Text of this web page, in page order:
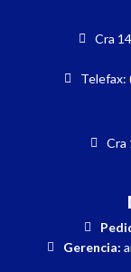
Cra
Telefax:
Cra
Gerencia: